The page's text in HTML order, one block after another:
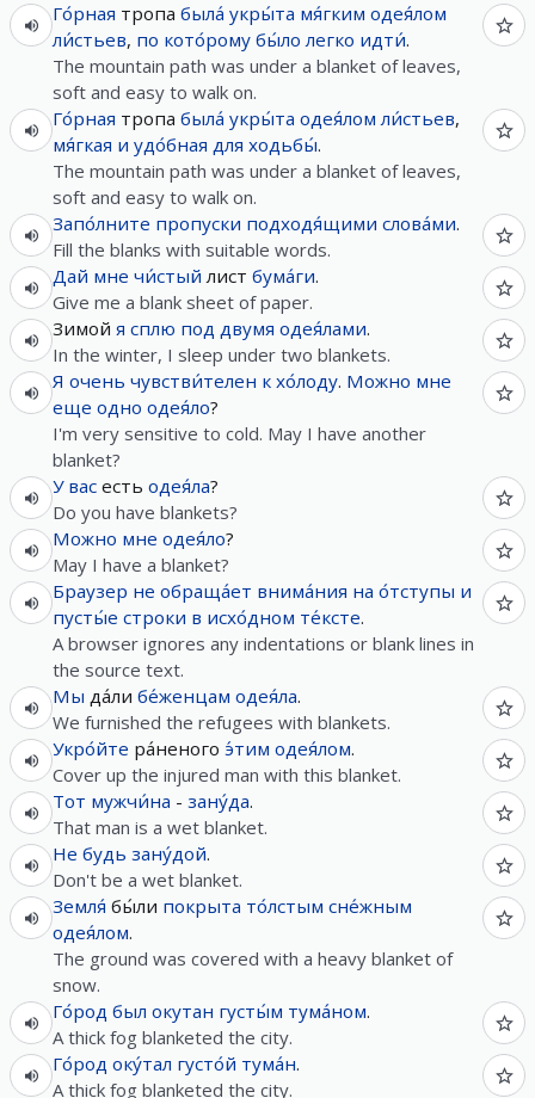
Го́рная тропа была́ укры́та мя́гким одея́лом
ли́стьев, по кото́рому бы́ло легко идти́.
The mountain path was under a blanket of leaves,
soft and easy to walk on.
Го́рная тропа была́ укры́та одея́лом ли́стьев,
мя́гкая и удо́бная для ходьбы́.
The mountain path was under a blanket of leaves,
soft and easy to walk on.
Запо́лните пропуски подходя́щими слова́ми.
Fill the blanks with suitable words.
Дай мне чи́стый лист бума́ги.
Give me a blank sheet of paper.
Зимой я сплю под двумя одея́лами.
In the winter, I sleep under two blankets.
Я очень чувстви́телен к хо́лоду. Можно мне
еще одно одея́ло?
I'm very sensitive to cold. May I have another
blanket?
У вас есть одея́ла?
Do you have blankets?
Можно мне одея́ло?
May I have a blanket?
Браузер не обраща́ет внима́ния на о́тступы и
пусты́е строки в исхо́дном те́ксте.
A browser ignores any indentations or blank lines in
the source text.
Мы да́ли бе́женцам одея́ла.
We furnished the refugees with blankets.
Укро́йте ра́неного э́тим одея́лом.
Cover up the injured man with this blanket.
Тот мужчи́на - зану́да.
That man is a wet blanket.
Не будь зану́дой.
Don't be a wet blanket.
Земля́ бы́ли покрыта то́лстым сне́жным
одея́лом.
The ground was covered with a heavy blanket of
snow.
Го́род был окутан густы́м тума́ном.
A thick fog blanketed the city.
Го́род оку́тал густо́й тума́н.
A thick fog blanketed the city.